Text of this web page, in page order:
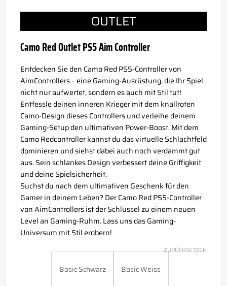
OUTLET
Camo Red Outlet PS5 Aim Controller
Entdecken Sie den Camo Red PS5-Controller von
AimControllers – eine Gaming-Ausrüstung, die Ihr Spiel
nicht nur aufwertet, sondern es auch mit Stil tut!
Entfessle deinen inneren Krieger mit dem knallroten
Camo-Design dieses Controllers und verleihe deinem
Gaming-Setup den ultimativen Power-Boost. Mit dem
Camo Redcontroller kannst du das virtuelle Schlachtfeld
dominieren und siehst dabei auch noch verdammt gut
aus. Sein schlankes Design verbessert deine Griffigkeit
und deine Spielsicherheit.
Suchst du nach dem ultimativen Geschenk für den
Gamer in deinem Leben? Der Camo Red PS5-Controller
von AimControllers ist der Schlüssel zu einem neuen
Level an Gaming-Ruhm. Lass uns das Gaming-
Universum mit Stil erobern!
Basic Schwarz Basic Weiss
ZURÜCKSETZEN